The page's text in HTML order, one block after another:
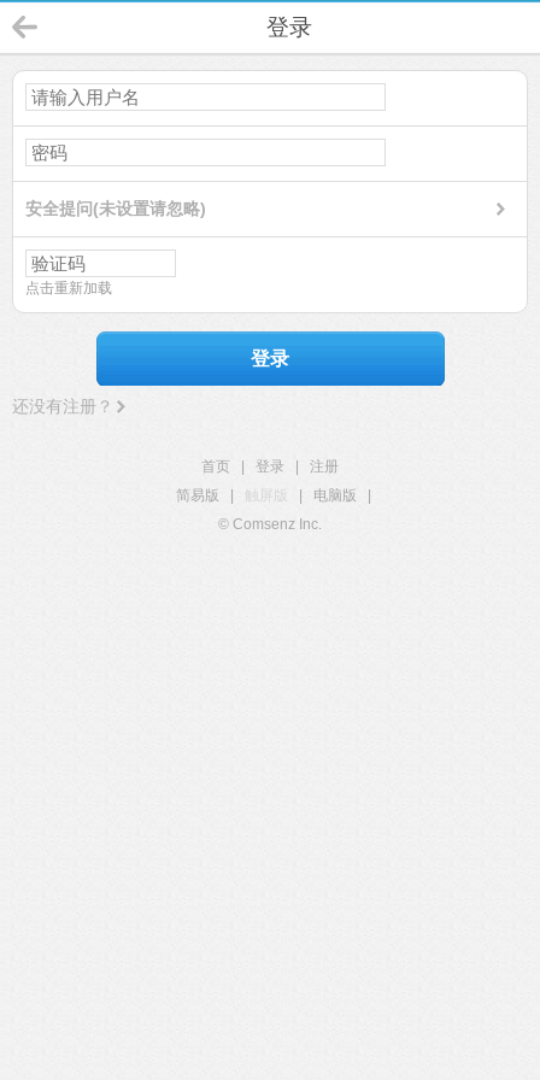
登录
安全提问(未设置请忽略)
点击重新加载
登录
还没有注册？
首页 登录
注册
简易版
触屏版 电脑版
© Comsenz Inc.